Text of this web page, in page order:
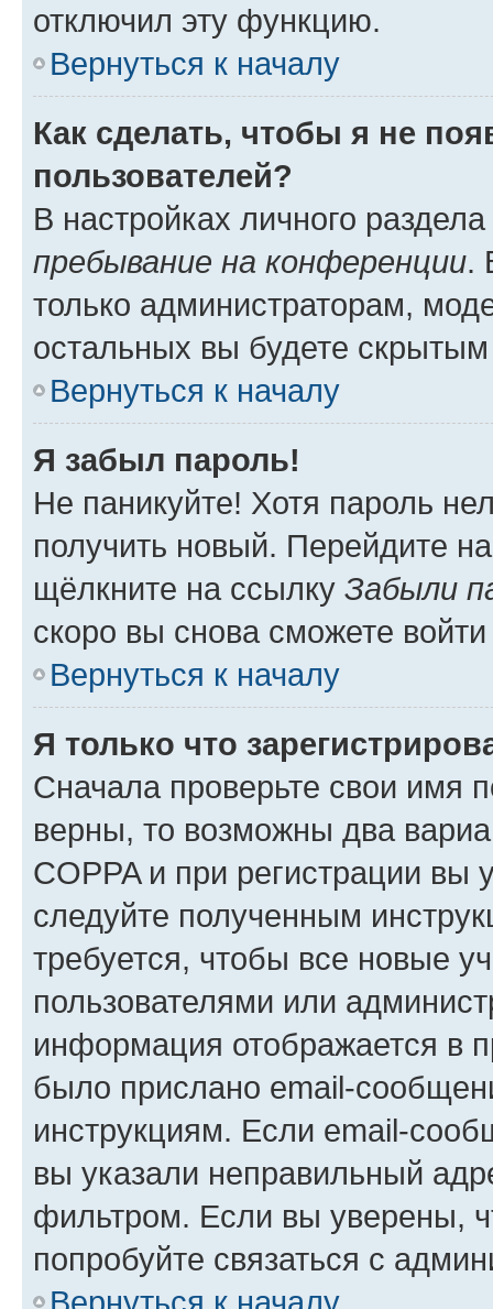
отключил эту функцию.
Вернуться к началу
Как сделать, чтобы я не
пользователей?
В настройках личного
пребывание на конференции.
только администраторам,
остальных вы будете
Вернуться к началу
Я забыл пароль!
Не паникуйте! Хотя пароль
получить новый. Перейдите
щёлкните на ссылку Забыли
скоро вы снова сможете
Вернуться к началу
Я только что
Сначала проверьте свои имя
верны, то возможны два
COPPA и при регистрации вы
следуйте полученным
требуется, чтобы все новые
пользователями или
информация отображается в
было прислано email-
инструкциям. Если email-
вы указали неправильный
фильтром. Если вы уверены,
попробуйте связаться с
Вернуться к началу